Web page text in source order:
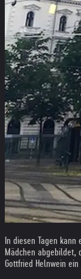
In diesen Tagen
Mädchen abgebildet,
Gottfried Helnwein